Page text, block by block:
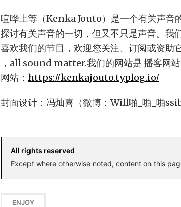
喧哗上等（Kenka Jouto）是一个有关声音
探讨有关声音的一切，但又不只是声音。我
喜欢我们的节目，欢迎您关注、订阅或资
，all sound matter.我们的网站是 播客网站
网站： https://kenkajouto.typlog.io/
封面设计：冯灿喜（微博：Will啪_啪_啪
All rights reserved
Except where otherwise noted, content on this
ENJOY